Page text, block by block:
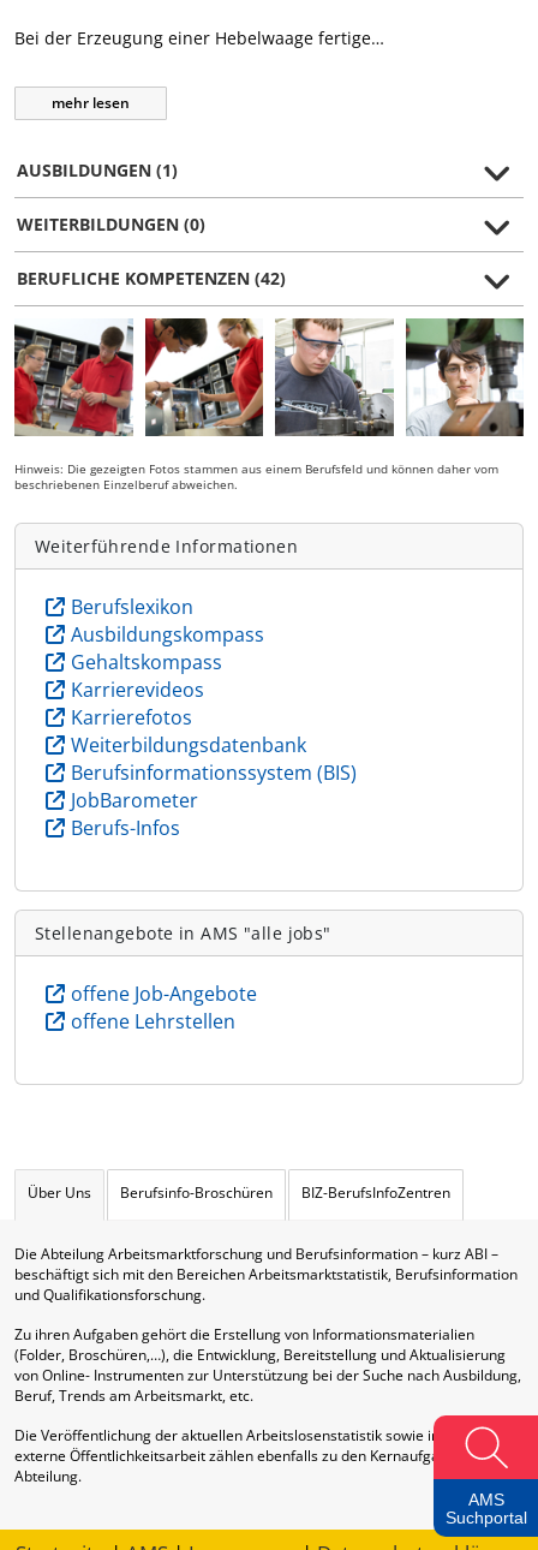
Bei der Erzeugung einer Hebelwaage fertige…
mehr lesen
AUSBILDUNGEN (1)
WEITERBILDUNGEN (0)
BERUFLICHE KOMPETENZEN (42)
Hinweis: Die gezeigten Fotos stammen aus einem Berufsfeld und können daher vom
beschriebenen Einzelberuf abweichen.
Weiterführende Informationen
Berufslexikon
Ausbildungskompass
Gehaltskompass
Karrierevideos
Karrierefotos
Weiterbildungsdatenbank
Berufsinformationssystem (BIS)
JobBarometer
Berufs-Infos
Stellenangebote in AMS "alle jobs"
offene Job-Angebote
offene Lehrstellen
Über Uns Berufsinfo-Broschüren BIZ-BerufsInfoZentren
Die Abteilung Arbeitsmarktforschung und Berufsinformation – kurz ABI –
beschäftigt sich mit den Bereichen Arbeitsmarktstatistik, Berufsinformation
und Qualifikationsforschung.
Zu ihren Aufgaben gehört die Erstellung von Informationsmaterialien
(Folder, Broschüren,…), die Entwicklung, Bereitstellung und Aktualisierung
von Online- Instrumenten zur Unterstützung bei der Suche nach Ausbildung,
Beruf, Trends am Arbeitsmarkt, etc.
Die Veröffentlichung der aktuellen Arbeitslosenstatistik sowie interne und
externe Öffentlichkeitsarbeit zählen ebenfalls zu den Kernaufgaben dieser
Abteilung.
AMS
Suchportal